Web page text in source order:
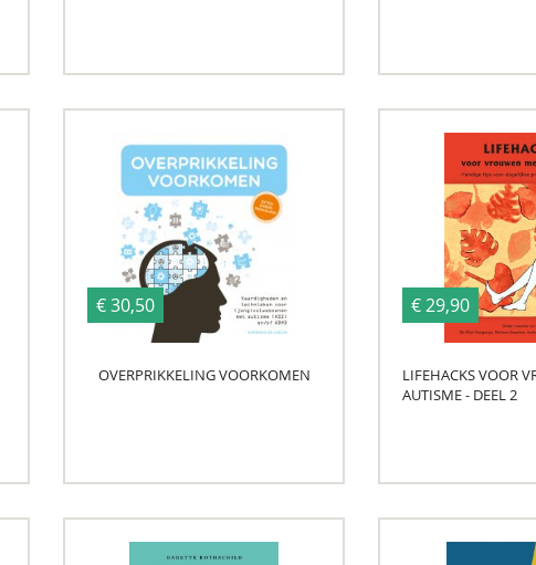
€ 30,50
OVERPRIKKELING VOORKOMEN
€ 29,90
LIFEHACKS VOOR
AUTISME - DEEL 2